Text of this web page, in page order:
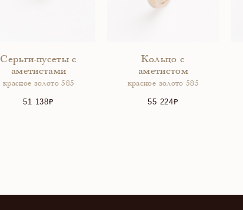
Серьги-пусеты с
аметистами
красное золото 585
51 138
Кольцо с
аметистом
красное золото 585
55 224